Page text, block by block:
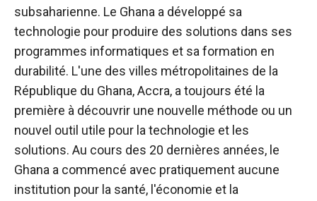
subsaharienne. Le Ghana a développé sa
technologie pour produire des solutions dans ses
programmes informatiques et sa formation en
durabilité. L'une des villes métropolitaines de la
République du Ghana, Accra, a toujours été la
première à découvrir une nouvelle méthode ou un
nouvel outil utile pour la technologie et les
solutions. Au cours des 20 dernières années, le
Ghana a commencé avec pratiquement aucune
institution pour la santé, l'économie et la